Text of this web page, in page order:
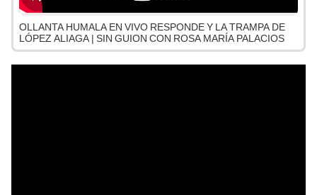
OLLANTA HUMALA EN VIVO RESPONDE Y LA TRAMPA DE
LÓPEZ ALIAGA | SIN GUION CON ROSA MARÍA PALACIOS